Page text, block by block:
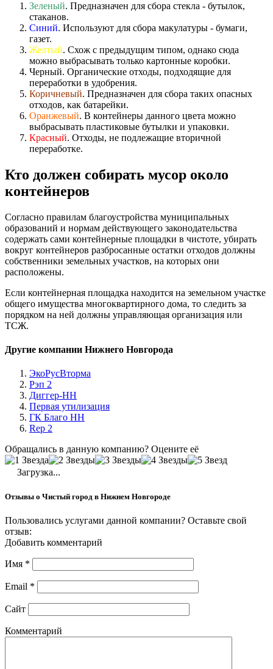
Зеленый. Предназначен для сбора стекла - бутылок,
стаканов.
Синий. Используют для сбора макулатуры - бумаги,
газет.
Желтый. Схож с предыдущим типом, однако сюда
можно выбрасывать только картонные коробки.
Черный. Органические отходы, подходящие для
переработки в удобрения.
Коричневый. Предназначен для сбора таких опасных
отходов, как батарейки.
Оранжевый. В контейнеры данного цвета можно
выбрасывать пластиковые бутылки и упаковки.
Красный. Отходы, не подлежащие вторичной
переработке.
Кто должен собирать мусор около
контейнеров
Согласно правилам благоустройства муниципальных
образований и нормам действующего законодательства
содержать сами контейнерные площадки в чистоте, убирать
вокруг контейнеров разбросанные остатки отходов должны
собственники земельных участков, на которых они
расположены.
Если контейнерная площадка находится на земельном участке
общего имущества многоквартирного дома, то следить за
порядком на ней должны управляющая организация или
ТСЖ.
Другие компании Нижнего Новгорода
ЭкоРусВторма
Рэп 2
Диггер-НН
Первая утилизация
ГК Благо НН
Rep 2
Обращались в данную компанию? Оцените её
Загрузка...
Отзывы о Чистый город в Нижнем Новгороде
Пользовались услугами данной компании? Оставьте свой
отзыв:
Добавить комментарий
Имя *
Email *
Сайт
Комментарий